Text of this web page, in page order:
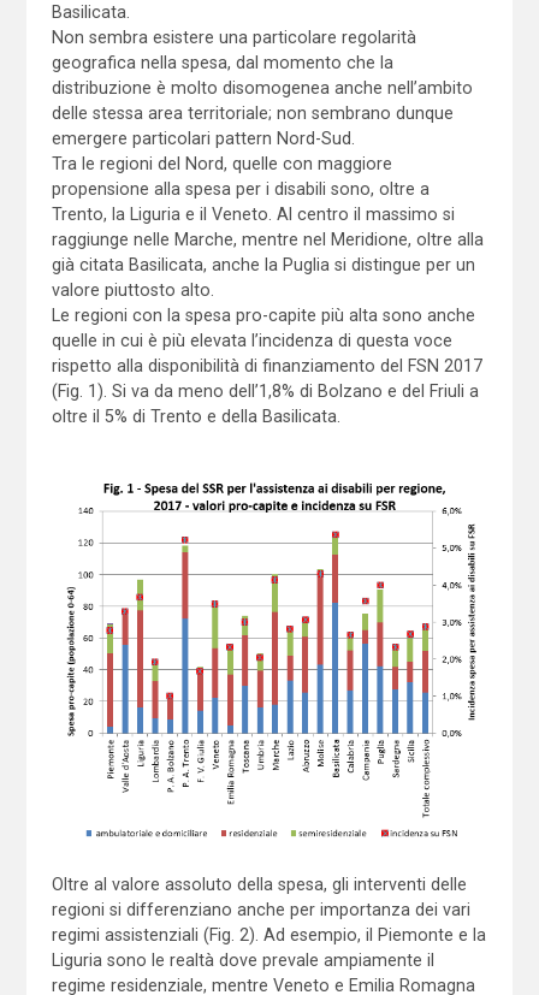
Basilicata.
Non sembra esistere una particolare regolarità
geografica nella spesa, dal momento che la
distribuzione è molto disomogenea anche nell’ambito
delle stessa area territoriale; non sembrano dunque
emergere particolari pattern Nord-Sud.
Tra le regioni del Nord, quelle con maggiore
propensione alla spesa per i disabili sono, oltre a
Trento, la Liguria e il Veneto. Al centro il massimo si
raggiunge nelle Marche, mentre nel Meridione, oltre alla
già citata Basilicata, anche la Puglia si distingue per un
valore piuttosto alto.
Le regioni con la spesa pro-capite più alta sono anche
quelle in cui è più elevata l’incidenza di questa voce
rispetto alla disponibilità di finanziamento del FSN 2017
(Fig. 1). Si va da meno dell’1,8% di Bolzano e del Friuli a
oltre il 5% di Trento e della Basilicata.
Oltre al valore assoluto della spesa, gli interventi delle
regioni si differenziano anche per importanza dei vari
regimi assistenziali (Fig. 2). Ad esempio, il Piemonte e la
Liguria sono le realtà dove prevale ampiamente il
regime residenziale, mentre Veneto e Emilia Romagna